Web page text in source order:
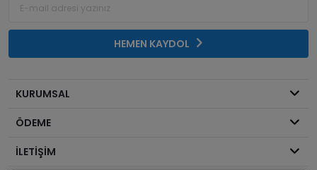
HEMEN KAYDOL
KURUMSAL
ÖDEME
İLETİŞİM